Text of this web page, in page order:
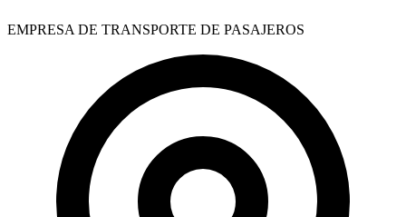
EMPRESA DE TRANSPORTE DE PASAJEROS